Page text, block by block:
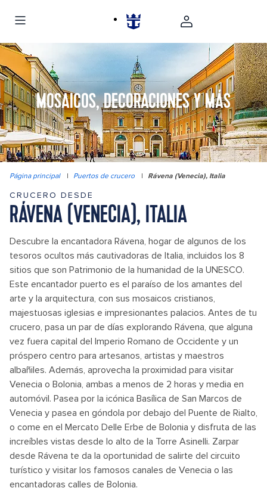
MOSAICOS, DECORACIONES Y MÁS
Página principal | Puertos de crucero | Rávena (Venecia), Italia
CRUCERO DESDE
RÁVENA (VENECIA), ITALIA
Descubre la encantadora Rávena, hogar de algunos de los
tesoros ocultos más cautivadoras de Italia, incluidos los 8
sitios que son Patrimonio de la humanidad de la UNESCO.
Este encantador puerto es el paraíso de los amantes del
arte y la arquitectura, con sus mosaicos cristianos,
majestuosas iglesias e impresionantes palacios. Antes de tu
crucero, pasa un par de días explorando Rávena, que alguna
vez fuera capital del Imperio Romano de Occidente y un
próspero centro para artesanos, artistas y maestros
albañiles. Además, aprovecha la proximidad para visitar
Venecia o Bolonia, ambas a menos de 2 horas y media en
automóvil. Pasea por la icónica Basílica de San Marcos de
Venecia y pasea en góndola por debajo del Puente de Rialto,
o come en el Mercato Delle Erbe de Bolonia y disfruta de las
increíbles vistas desde lo alto de la Torre Asinelli. Zarpar
desde Rávena te da la oportunidad de salirte del circuito
turístico y visitar los famosos canales de Venecia o las
encantadoras calles de Bolonia.